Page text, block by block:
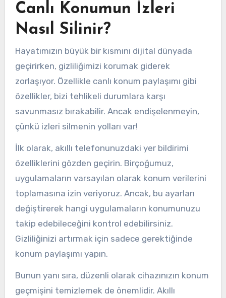
Canlı Konumun İzleri
Nasıl Silinir?
Hayatımızın büyük bir kısmını dijital dünyada
geçirirken, gizliliğimizi korumak giderek
zorlaşıyor. Özellikle canlı konum paylaşımı gibi
özellikler, bizi tehlikeli durumlara karşı
savunmasız bırakabilir. Ancak endişelenmeyin,
çünkü izleri silmenin yolları var!
İlk olarak, akıllı telefonunuzdaki yer bildirimi
özelliklerini gözden geçirin. Birçoğumuz,
uygulamaların varsayılan olarak konum verilerini
toplamasına izin veriyoruz. Ancak, bu ayarları
değiştirerek hangi uygulamaların konumunuzu
takip edebileceğini kontrol edebilirsiniz.
Gizliliğinizi artırmak için sadece gerektiğinde
konum paylaşımı yapın.
Bunun yanı sıra, düzenli olarak cihazınızın konum
geçmişini temizlemek de önemlidir. Akıllı